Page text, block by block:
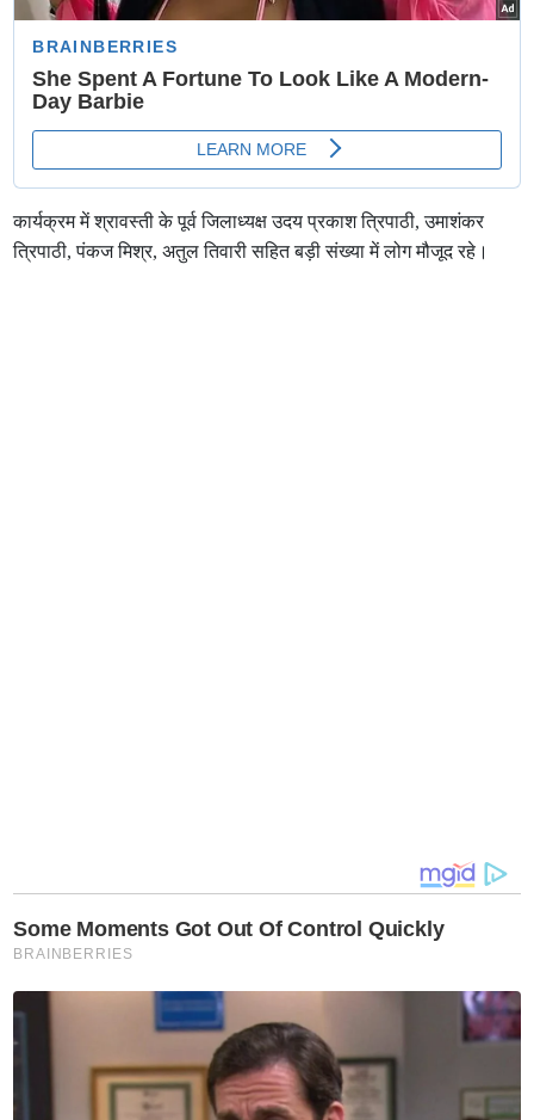
कार्यक्रम में श्रावस्ती के पूर्व जिलाध्यक्ष उदय प्रकाश त्रिपाठी, उमाशंकर
त्रिपाठी, पंकज मिश्र, अतुल तिवारी सहित बड़ी संख्या में लोग मौजूद रहे।